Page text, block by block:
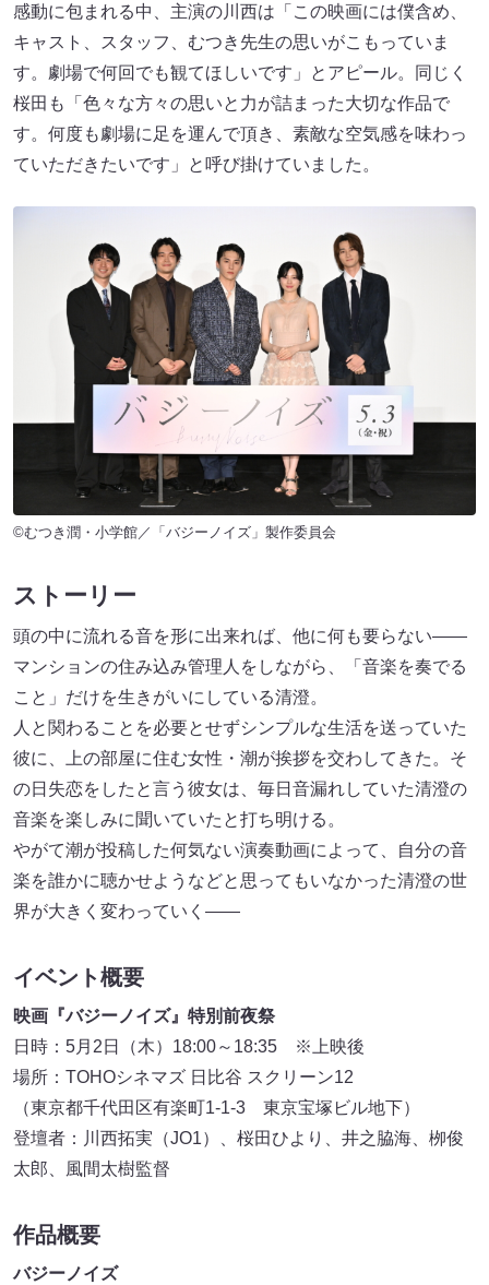
感動に包まれる中、主演の川西は「この映画には僕含め、
キャスト、スタッフ、むつき先生の思いがこもっていま
す。劇場で何回でも観てほしいです」とアピール。同じく
桜田も「色々な方々の思いと力が詰まった大切な作品で
す。何度も劇場に足を運んで頂き、素敵な空気感を味わっ
ていただきたいです」と呼び掛けていました。
©むつき潤・小学館／「バジーノイズ」製作委員会
ストーリー
頭の中に流れる音を形に出来れば、他に何も要らない——
マンションの住み込み管理人をしながら、「音楽を奏でる
こと」だけを生きがいにしている清澄。
人と関わることを必要とせずシンプルな生活を送っていた
彼に、上の部屋に住む女性・潮が挨拶を交わしてきた。そ
の日失恋をしたと言う彼女は、毎日音漏れしていた清澄の
音楽を楽しみに聞いていたと打ち明ける。
やがて潮が投稿した何気ない演奏動画によって、自分の音
楽を誰かに聴かせようなどと思ってもいなかった清澄の世
界が大きく変わっていく——
イベント概要
映画『バジーノイズ』特別前夜祭
日時：5月2日（木）18:00～18:35 ※上映後
場所：TOHOシネマズ 日比谷 スクリーン12
（東京都千代田区有楽町1-1-3 東京宝塚ビル地下）
登壇者：川西拓実（JO1）、桜田ひより、井之脇海、栁俊
太郎、風間太樹監督
作品概要
バジーノイズ